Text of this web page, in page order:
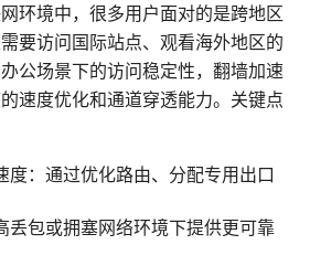
环境中，很多用户面对的是跨地区
要访问国际站点、观看海外地区的
公场景下的访问稳定性，翻墙加速
速度优化和通道穿透能力。关键点
度：通过优化路由、分配专用出口
丢包或拥塞网络环境下提供更可靠